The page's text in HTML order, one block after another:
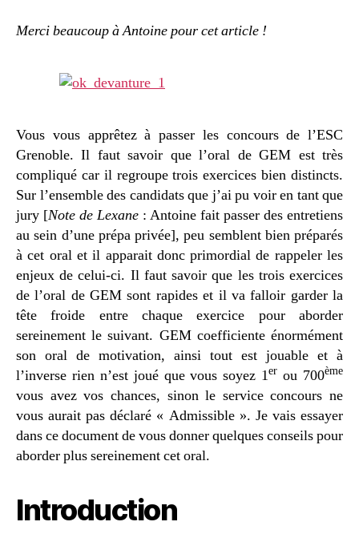
l'oral
Merci beaucoup à Antoine pour cet article !
Vous vous apprêtez à passer les concours de l’ESC
Grenoble. Il faut savoir que l’oral de GEM est très
compliqué car il regroupe trois exercices bien distincts.
Sur l’ensemble des candidats que j’ai pu voir en tant que
jury [Note de Lexane: Antoine fait passer des entretiens
au sein d’une prépa privée], peu semblent bien préparés
à cet oral et il apparait donc primordial de rappeler les
enjeux de celui-ci. Il faut savoir que les trois exercices
de l’oral de GEM sont rapides et il va falloir garder la
tête froide entre chaque exercice pour aborder
sereinement le suivant. GEM coefficiente énormément
son oral de motivation, ainsi tout est jouable et à
l’inverse rien n’est joué que vous soyez 1er ou 700ème
vous avez vos chances, sinon le service concours ne
vous aurait pas déclaré « Admissible ». Je vais essayer
dans ce document de vous donner quelques conseils pour
aborder plus sereinement cet oral.
Introduction